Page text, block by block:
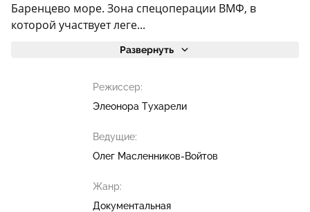
Баренцево море. Зона спецоперации ВМФ, в
которой участвует леге...
Развернуть
Режиссер:
Элеонора Тухарели
Ведущие:
Олег Масленников-Войтов
Жанр:
Документальная